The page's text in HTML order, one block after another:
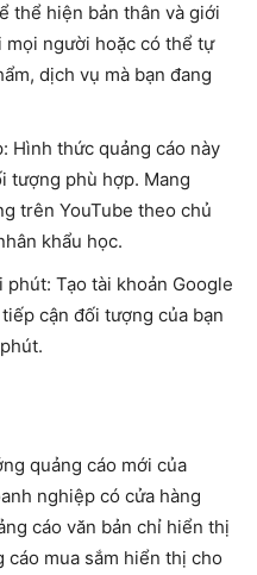
thể hiện bản thân và giới
người hoặc có thể tự
dịch vụ mà bạn đang
Hình thức quảng cáo này
tượng phù hợp. Mang
trên YouTube theo chủ
khẩu học.
Tạo tài khoản Google
cận đối tượng của bạn
quảng cáo mới của
nghiệp có cửa hàng
cáo văn bản chỉ hiển thị
cáo mua sắm hiển thị cho